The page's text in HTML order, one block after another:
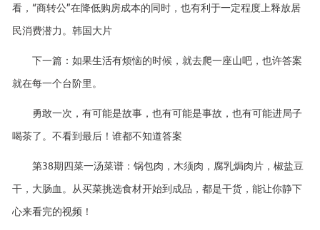
看，“商转公”在降低购房成本的同时，也有利于一定程度上释放居
民消费潜力。韩国大片
下一篇：如果生活有烦恼的时候，就去爬一座山吧，也许答案
就在每一个台阶里。
勇敢一次，有可能是故事，也有可能是事故，也有可能进局子
喝茶了。不看到最后！谁都不知道答案
第38期四菜一汤菜谱：锅包肉，木须肉，腐乳焗肉片，椒盐豆
干，大肠血。从买菜挑选食材开始到成品，都是干货，能让你静下
心来看完的视频！